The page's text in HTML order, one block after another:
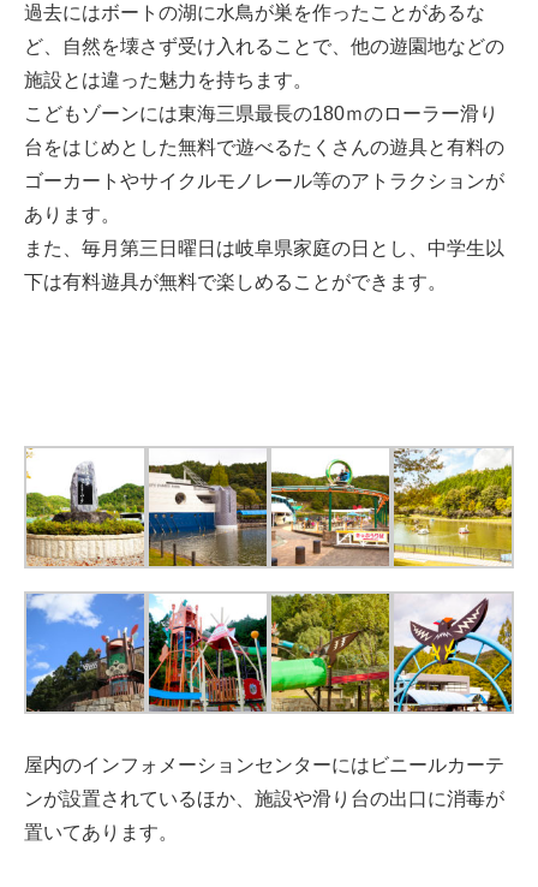
過去にはボートの湖に水鳥が巣を作ったことがあるな
ど、自然を壊さず受け入れることで、他の遊園地などの
施設とは違った魅力を持ちます。
こどもゾーンには東海三県最長の180ｍのローラー滑り
台をはじめとした無料で遊べるたくさんの遊具と有料の
ゴーカートやサイクルモノレール等のアトラクションが
あります。
また、毎月第三日曜日は岐阜県家庭の日とし、中学生以
下は有料遊具が無料で楽しめることができます。
屋内のインフォメーションセンターにはビニールカーテ
ンが設置されているほか、施設や滑り台の出口に消毒が
置いてあります。